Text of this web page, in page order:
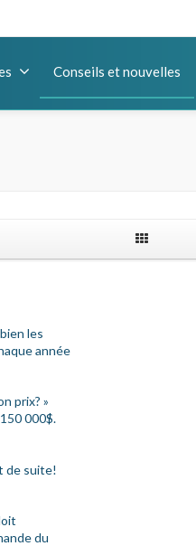
Conseils et nouvelles
les
année
prix? »
000$.
de suite!
du